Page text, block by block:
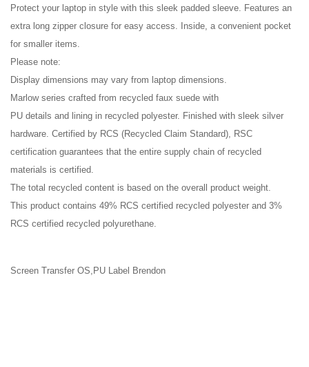
Protect your laptop in style with this sleek padded sleeve. Features an
extra long zipper closure for easy access. Inside, a convenient pocket
for smaller items.
Please note:
Display dimensions may vary from laptop dimensions.
Marlow series crafted from recycled faux suede with
PU details and lining in recycled polyester. Finished with sleek silver
hardware. Certified by RCS (Recycled Claim Standard), RSC
certification guarantees that the entire supply chain of recycled
materials is certified.
The total recycled content is based on the overall product weight.
This product contains 49% RCS certified recycled polyester and 3%
RCS certified recycled polyurethane.
Screen Transfer OS,PU Label Brendon